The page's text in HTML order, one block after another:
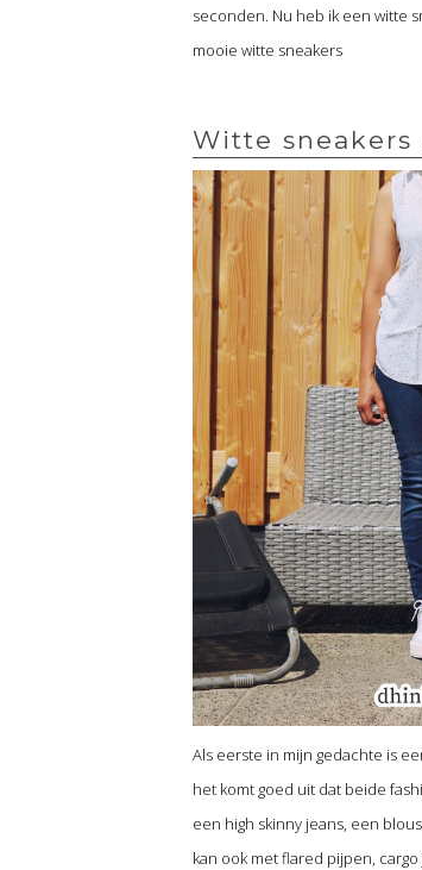
seconden. Nu heb ik een witte
mooie witte sneakers
Witte
Als eerste in mijn gedachte is
het komt goed uit dat beide
een high skinny jeans, een
kan ook met flared pijpen,